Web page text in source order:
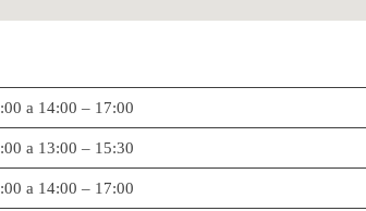
a 14:00 – 17:00
a 13:00 – 15:30
a 14:00 – 17:00